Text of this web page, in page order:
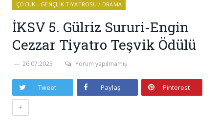
ÇOCUK - GENÇLIK TIYATROSU / DRAMA
İKSV 5. Gülriz Sururi-Engin
Cezzar Tiyatro Teşvik Ödülü
26.07.2023 Yorum yapılmamış
Tweet Paylaş Pinterest
+